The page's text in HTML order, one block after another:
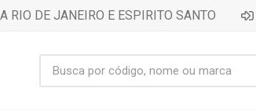
RIO DE JANEIRO E ESPIRITO SANTO